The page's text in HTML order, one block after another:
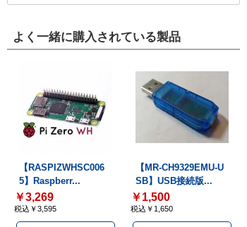
よく一緒に購入されている製品
【RASPIZWHSC006
5】Raspberr...
￥3,269
税込￥3,595
【MR-CH9329EMU-U
SB】USB接続版...
￥1,500
税込￥1,650